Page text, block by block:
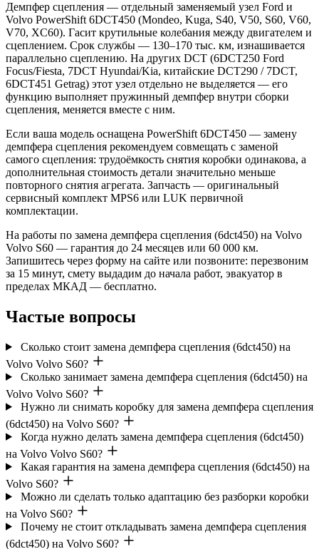
Демпфер сцепления — отдельный заменяемый узел Ford и
Volvo PowerShift 6DCT450 (Mondeo, Kuga, S40, V50, S60, V60,
V70, XC60). Гасит крутильные колебания между двигателем и
сцеплением. Срок службы — 130–170 тыс. км, изнашивается
параллельно сцеплению. На других DCT (6DCT250 Ford
Focus/Fiesta, 7DCT Hyundai/Kia, китайские DCT290 / 7DCT,
6DCT451 Getrag) этот узел отдельно не выделяется — его
функцию выполняет пружинный демпфер внутри сборки
сцепления, меняется вместе с ним.
Если ваша модель оснащена PowerShift 6DCT450 — замену
демпфера сцепления рекомендуем совмещать с заменой
самого сцепления: трудоёмкость снятия коробки одинакова, а
дополнительная стоимость детали значительно меньше
повторного снятия агрегата. Запчасть — оригинальный
сервисный комплект MPS6 или LUK первичной
комплектации.
На работы по замена демпфера сцепления (6dct450) на Volvo
Volvo S60 — гарантия до 24 месяцев или 60 000 км.
Запишитесь через форму на сайте или позвоните: перезвоним
за 15 минут, смету выдадим до начала работ, эвакуатор в
пределах МКАД — бесплатно.
Частые вопросы
Сколько стоит замена демпфера сцепления (6dct450) на
Volvo Volvo S60?
Сколько занимает замена демпфера сцепления (6dct450) на
Volvo Volvo S60?
Нужно ли снимать коробку для замена демпфера сцепления
(6dct450) на Volvo S60?
Когда нужно делать замена демпфера сцепления (6dct450)
на Volvo Volvo S60?
Какая гарантия на замена демпфера сцепления (6dct450) на
Volvo S60?
Можно ли сделать только адаптацию без разборки коробки
на Volvo S60?
Почему не стоит откладывать замена демпфера сцепления
(6dct450) на Volvo S60?